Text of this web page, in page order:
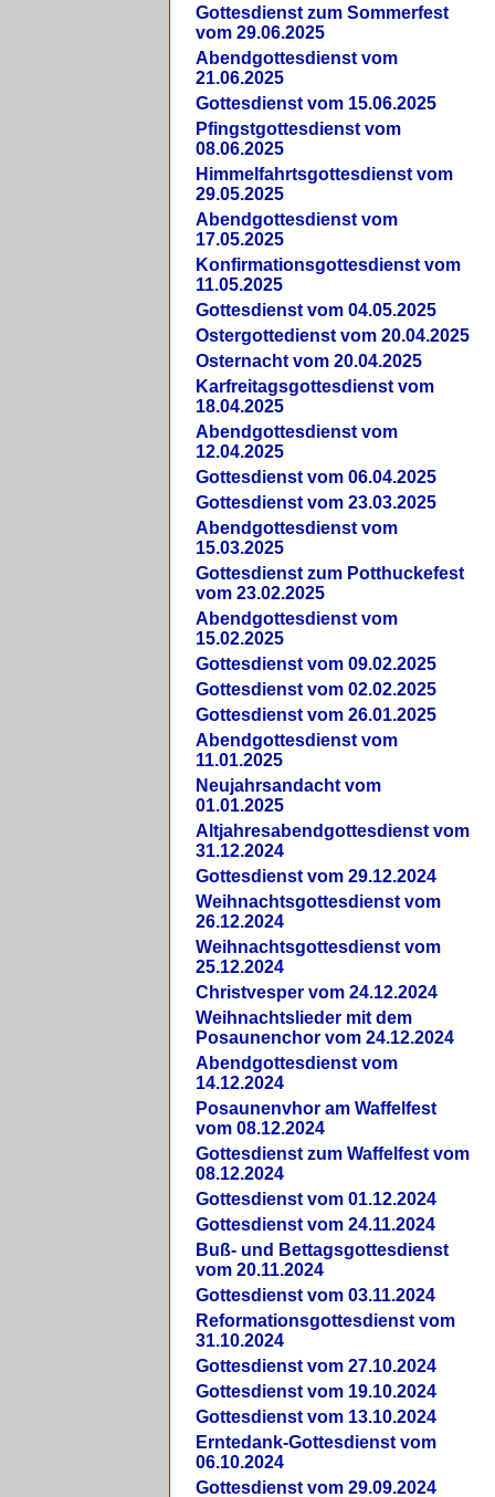
Gottesdienst zum Sommerfest
vom 29.06.2025
Abendgottesdienst vom
21.06.2025
Gottesdienst vom 15.06.2025
Pfingstgottesdienst vom
08.06.2025
Himmelfahrtsgottesdienst vom
29.05.2025
Abendgottesdienst vom
17.05.2025
Konfirmationsgottesdienst vom
11.05.2025
Gottesdienst vom 04.05.2025
Ostergottedienst vom 20.04.2025
Osternacht vom 20.04.2025
Karfreitagsgottesdienst vom
18.04.2025
Abendgottesdienst vom
12.04.2025
Gottesdienst vom 06.04.2025
Gottesdienst vom 23.03.2025
Abendgottesdienst vom
15.03.2025
Gottesdienst zum Potthuckefest
vom 23.02.2025
Abendgottesdienst vom
15.02.2025
Gottesdienst vom 09.02.2025
Gottesdienst vom 02.02.2025
Gottesdienst vom 26.01.2025
Abendgottesdienst vom
11.01.2025
Neujahrsandacht vom
01.01.2025
Altjahresabendgottesdienst vom
31.12.2024
Gottesdienst vom 29.12.2024
Weihnachtsgottesdienst vom
26.12.2024
Weihnachtsgottesdienst vom
25.12.2024
Christvesper vom 24.12.2024
Weihnachtslieder mit dem
Posaunenchor vom 24.12.2024
Abendgottesdienst vom
14.12.2024
Posaunenvhor am Waffelfest
vom 08.12.2024
Gottesdienst zum Waffelfest vom
08.12.2024
Gottesdienst vom 01.12.2024
Gottesdienst vom 24.11.2024
Buß- und Bettagsgottesdienst
vom 20.11.2024
Gottesdienst vom 03.11.2024
Reformationsgottesdienst vom
31.10.2024
Gottesdienst vom 27.10.2024
Gottesdienst vom 19.10.2024
Gottesdienst vom 13.10.2024
Erntedank-Gottesdienst vom
06.10.2024
Gottesdienst vom 29.09.2024